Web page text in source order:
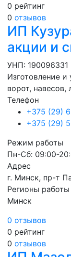
0 рейтинг
0 отзывов
ИП
акции и
УНП: 190096331
Изготовление и
ворот,
Телефон
+375 (29)
+375 (29)
Режим работы
Пн-Сб: 09:00-
Адрес
г. Минск, пр-т
Регионы работы
Минск
0 отзывов
0 рейтинг
0 отзывов